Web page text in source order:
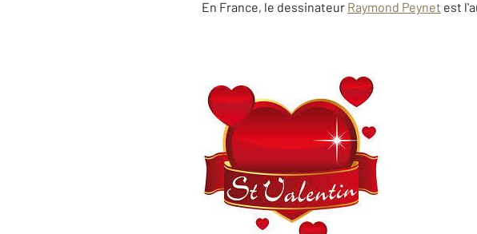
En France, le dessinateur Raymond Peynet est